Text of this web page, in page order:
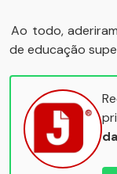
Ao todo,
de educação